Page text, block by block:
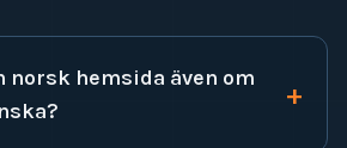
norsk hemsida även om
+